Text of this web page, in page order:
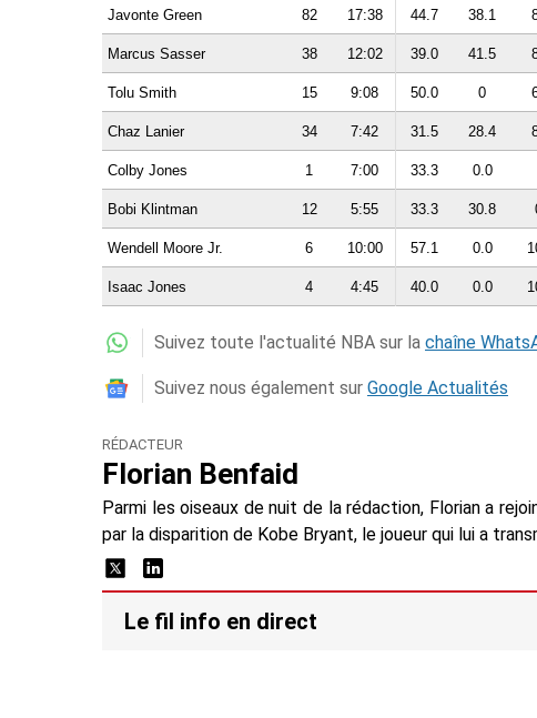
Javonte Green 82 17:38 44.7 38.1
Marcus Sasser 38 12:02 39.0 41.5
Tolu Smith 15 9:08 50.0 0
Chaz Lanier 34 7:42 31.5 28.4
Colby Jones 1 7:00 33.3 0.0
Bobi Klintman 12 5:55 33.3 30.8
Wendell Moore Jr. 6 10:00 57.1 0.0
Isaac Jones 4 4:45 40.0 0.0
Suivez toute l'actualité NBA sur la chaîne
Suivez nous également sur Google Actualités
RÉDACTEUR
Florian Benfaid
Parmi les oiseaux de nuit de la rédaction, Florian a
par la disparition de Kobe Bryant, le joueur qui lui a
Le fil info en direct